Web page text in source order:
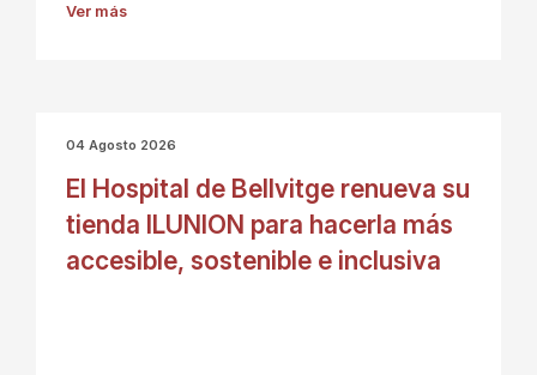
Ver más
04 Agosto 2026
El Hospital de Bellvitge renueva su
tienda ILUNION para hacerla más
accesible, sostenible e inclusiva